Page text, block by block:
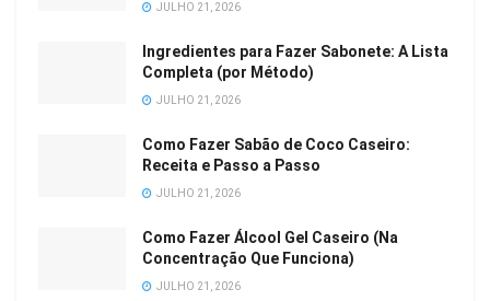
JULHO 21, 2026
Ingredientes para Fazer Sabonete: A Lista
Completa (por Método)
JULHO 21, 2026
Como Fazer Sabão de Coco Caseiro:
Receita e Passo a Passo
JULHO 21, 2026
Como Fazer Álcool Gel Caseiro (Na
Concentração Que Funciona)
JULHO 21, 2026